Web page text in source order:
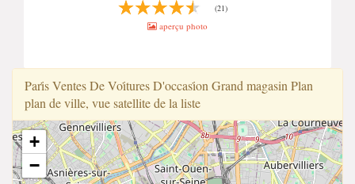
(21)
aperçu photo
Pari̇s Ventes De Voi̇tures D'occasi̇on Grand magasin Plan
plan de ville, vue satellite de la liste
+
−